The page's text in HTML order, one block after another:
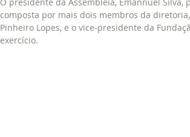
O presidente da Assembleia, Emannuel
composta por mais dois membros da
Pinheiro Lopes, e o vice-presidente da
exercício.